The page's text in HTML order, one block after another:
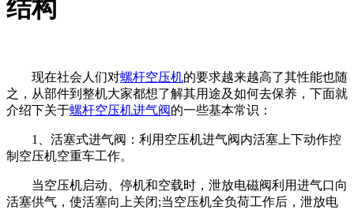
结构
现在社会人们对螺杆空压机的要求越来越高了其性能也随
之，从部件到整机大家都想了解其用途及如何去保养，下面就
介绍下关于螺杆空压机进气阀的一些基本常识：
1、活塞式进气阀：利用空压机进气阀内活塞上下动作控
制空压机空重车工作。
当空压机启动、停机和空载时，泄放电磁阀利用进气口向
活塞供气，使活塞向上关闭;当空压机全负荷工作后，泄放电